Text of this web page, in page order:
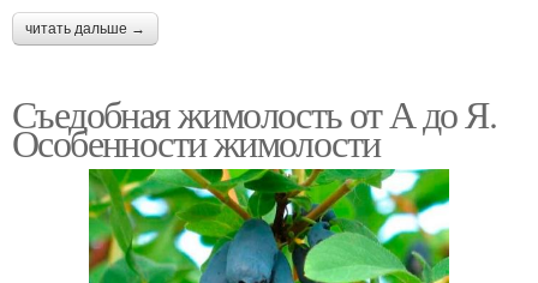
читать дальше →
Съедобная жимолость от А до Я.
Особенности жимолости